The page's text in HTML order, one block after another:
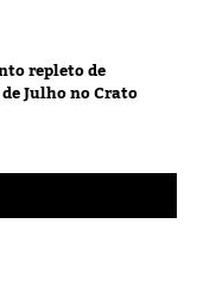
repleto de
Julho no Crato